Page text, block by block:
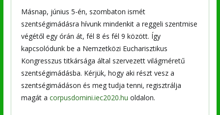
Másnap, június 5-én, szombaton ismét
szentségimádásra hívunk mindenkit a reggeli szentmise
végétől egy órán át, fél 8 és fél 9 között. Így
kapcsolódunk be a Nemzetközi Eucharisztikus
Kongresszus titkársága által szervezett világméretű
szentségimádásba. Kérjük, hogy aki részt vesz a
szentségimádáson és meg tudja tenni, regisztrálja
magát a corpusdomini.iec2020.hu oldalon.